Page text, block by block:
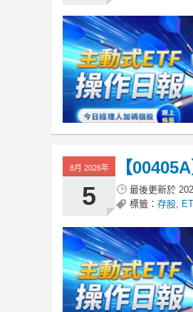
8月 2026年
5
【
最後更新於
標籤： 存股